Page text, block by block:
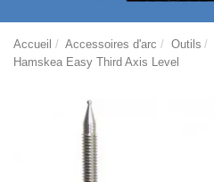
Accueil Accessoires d'arc Outils
Hamskea Easy Third Axis Level